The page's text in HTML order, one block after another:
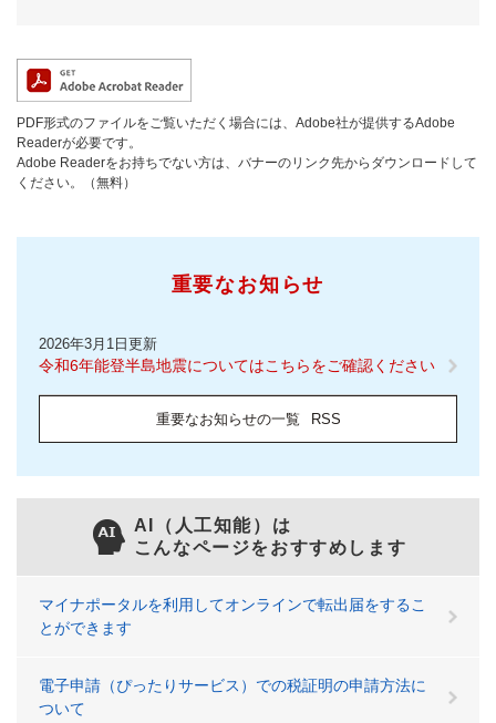
PDF形式のファイルをご覧いただく場合には、Adobe社が提供するAdobe
Readerが必要です。
Adobe Readerをお持ちでない方は、バナーのリンク先からダウンロードして
ください。（無料）
重要なお知らせ
2026年3月1日更新
令和6年能登半島地震についてはこちらをご確認ください
重要なお知らせの一覧 RSS
AI（人工知能）は
こんなページをおすすめします
マイナポータルを利用してオンラインで転出届をするこ
とができます
電子申請（ぴったりサービス）での税証明の申請方法に
ついて